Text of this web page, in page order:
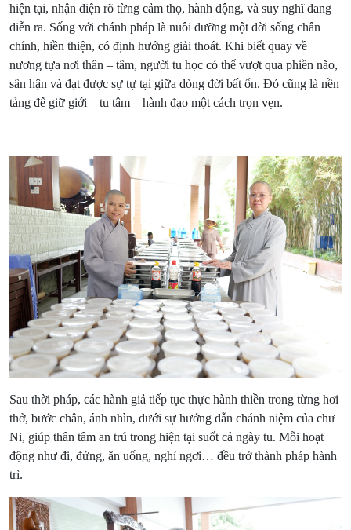
hiện tại, nhận diện rõ từng cảm thọ, hành động, và suy nghĩ đang
diễn ra. Sống với chánh pháp là nuôi dưỡng một đời sống chân
chính, hiền thiện, có định hướng giải thoát. Khi biết quay về
nương tựa nơi thân – tâm, người tu học có thể vượt qua phiền não,
sân hận và đạt được sự tự tại giữa dòng đời bất ổn. Đó cũng là nền
tảng để giữ giới – tu tâm – hành đạo một cách trọn vẹn.
Sau thời pháp, các hành giả tiếp tục thực hành thiền trong từng hơi
thở, bước chân, ánh nhìn, dưới sự hướng dẫn chánh niệm của chư
Ni, giúp thân tâm an trú trong hiện tại suốt cả ngày tu. Mỗi hoạt
động như đi, đứng, ăn uống, nghỉ ngơi… đều trở thành pháp hành
trì.